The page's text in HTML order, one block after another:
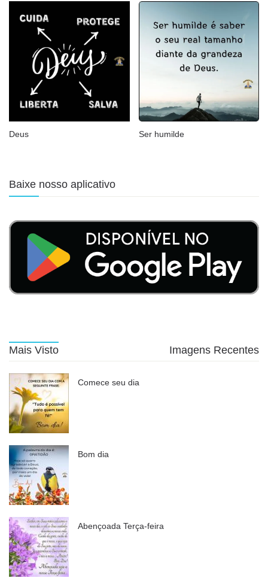
Deus Ser humilde
Baixe nosso aplicativo
Mais Visto Imagens Recentes
Comece seu dia
Bom dia
Abençoada Terça-feira